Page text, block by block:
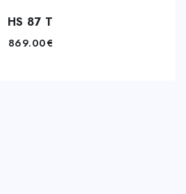
HS 87 T
869.00€